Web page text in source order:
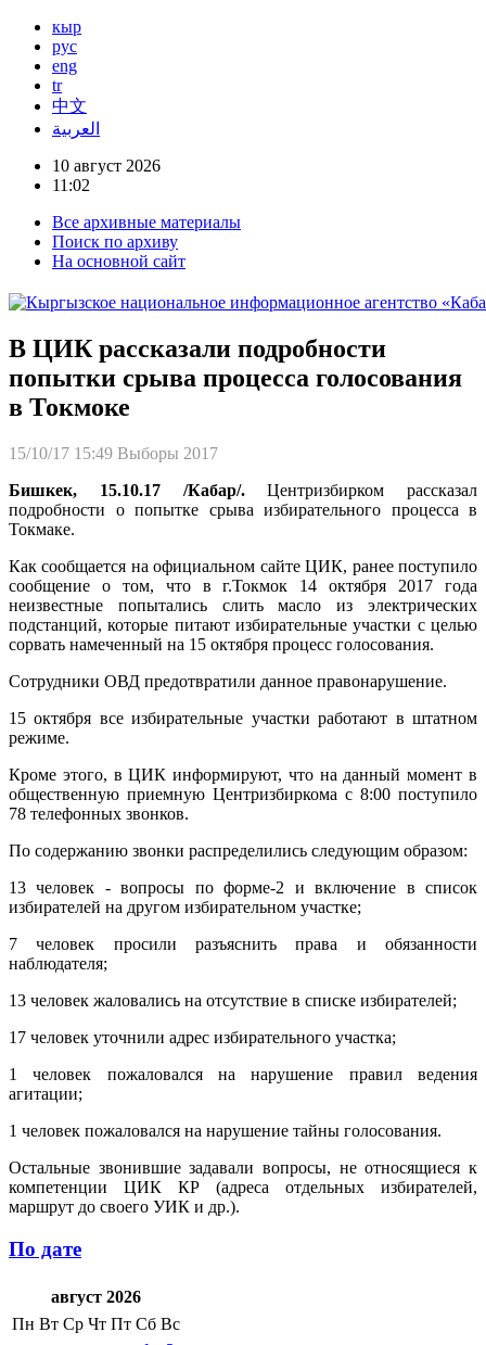
кыр
рус
eng
tr
中文
العربية
10 август 2026
11:02
Все архивные материалы
Поиск по архиву
На основной сайт
В ЦИК рассказали подробности
попытки срыва процесса голосования
в Токмоке
15/10/17 15:49 Выборы 2017
Бишкек, 15.10.17 /Кабар/.Центризбирком рассказал
подробности о попытке срыва избирательного процесса в
Токмаке.
Как сообщается на официальном сайте ЦИК, ранее поступило
сообщение о том, что в г.Токмок 14 октября 2017 года
неизвестные попытались слить масло из электрических
подстанций, которые питают избирательные участки с целью
сорвать намеченный на 15 октября процесс голосования.
Сотрудники ОВД предотвратили данное правонарушение.
15 октября все избирательные участки работают в штатном
режиме.
Кроме этого, в ЦИК информируют, что на данный момент в
общественную приемную Центризбиркома с 8:00 поступило
78 телефонных звонков.
По содержанию звонки распределились следующим образом:
13 человек - вопросы по форме-2 и включение в список
избирателей на другом избирательном участке;
7 человек просили разъяснить права и обязанности
наблюдателя;
13 человек жаловались на отсутствие в списке избирателей;
17 человек уточнили адрес избирательного участка;
1 человек пожаловался на нарушение правил ведения
агитации;
1 человек пожаловался на нарушение тайны голосования.
Остальные звонившие задавали вопросы, не относящиеся к
компетенции ЦИК КР (адреса отдельных избирателей,
маршрут до своего УИК и др.).
По дате
август 2026
Пн Вт Ср Чт Пт Сб Вс